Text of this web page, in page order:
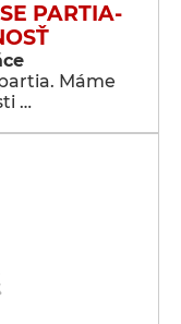
PARTIA-
Máme
…